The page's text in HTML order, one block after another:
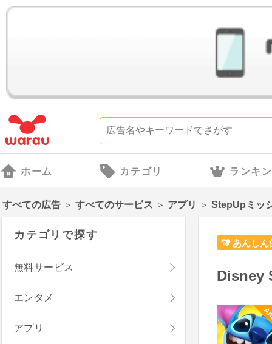
ホーム カテゴリ ランキ
すべての広告 ＞ すべてのサービス ＞ アプリ ＞ StepUpミッ
あんしん
Disney
カテゴリで探す
無料サービス
エンタメ
アプリ